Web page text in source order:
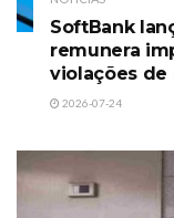
SoftBank
remunera
violações de
2026-07-24